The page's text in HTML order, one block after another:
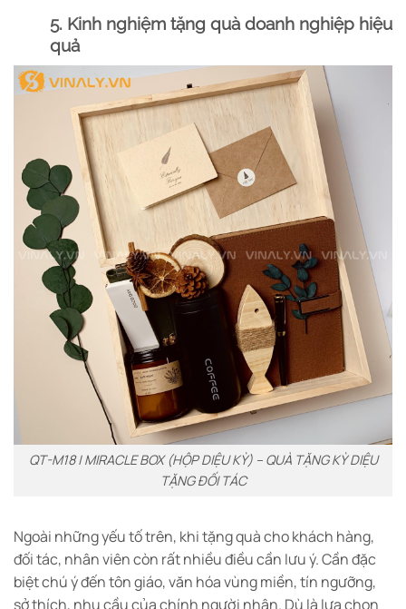
5. Kinh nghiệm tặng quà doanh nghiệp hiệu
quả
QT-M18 | MIRACLE BOX (HỘP DIỆU KỲ) – QUÀ TẶNG KỲ DIỆU
TẶNG ĐỐI TÁC
Ngoài những yếu tố trên, khi tặng quà cho khách hàng,
đối tác, nhân viên còn rất nhiều điều cần lưu ý. Cần đặc
biệt chú ý đến tôn giáo, văn hóa vùng miền, tín ngưỡng,
sở thích, nhu cầu của chính người nhận. Dù là lựa chọn